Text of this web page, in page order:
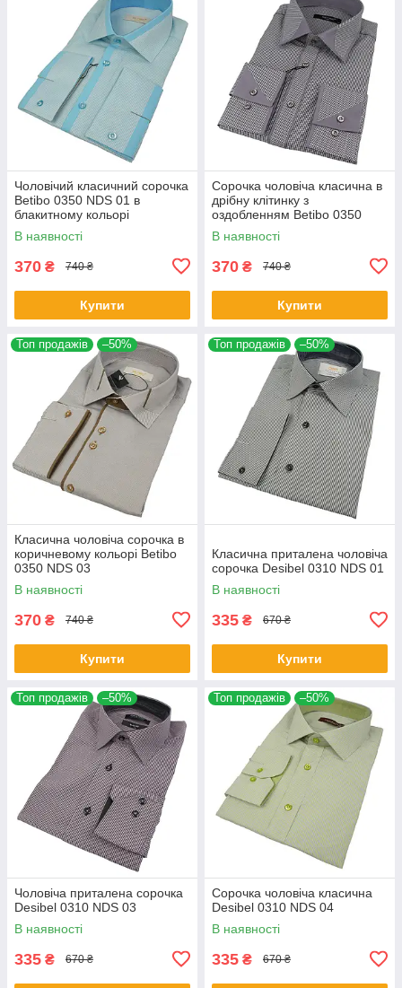
Чоловічий класичний сорочка
Betibo 0350 NDS 01 в
блакитному кольорі
В наявності
370 ₴ 740 ₴
Купити
Сорочка чоловіча класична в
дрібну клітинку з
оздобленням Betibo 0350
NDS 02
В наявності
370 ₴ 740 ₴
Купити
Топ продажів –50%
Класична чоловіча сорочка в
коричневому кольорі Betibo
0350 NDS 03
В наявності
370 ₴ 740 ₴
Купити
Топ продажів –50%
Класична приталена чоловіча
сорочка Desibel 0310 NDS 01
В наявності
335 ₴ 670 ₴
Купити
Топ продажів –50%
Чоловіча приталена сорочка
Desibel 0310 NDS 03
В наявності
335 ₴ 670 ₴
Топ продажів –50%
Сорочка чоловіча класична
Desibel 0310 NDS 04
В наявності
335 ₴ 670 ₴